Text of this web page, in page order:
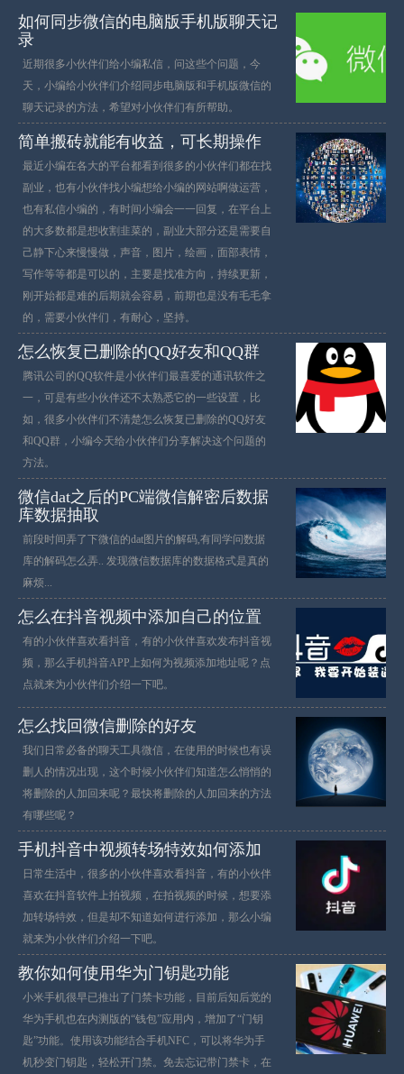
如何同步微信的电脑版手机版聊天记
录
近期很多小伙伴们给小编私信，问这些个问题，今
天，小编给小伙伴们介绍同步电脑版和手机版微信的
聊天记录的方法，希望对小伙伴们有所帮助。
简单搬砖就能有收益，可长期操作
最近小编在各大的平台都看到很多的小伙伴们都在找
副业，也有小伙伴找小编想给小编的网站啊做运营，
也有私信小编的，有时间小编会一一回复，在平台上
的大多数都是想收割韭菜的，副业大部分还是需要自
己静下心来慢慢做，声音，图片，绘画，面部表情，
写作等等都是可以的，主要是找准方向，持续更新，
刚开始都是难的后期就会容易，前期也是没有毛毛拿
的，需要小伙伴们，有耐心，坚持。
怎么恢复已删除的QQ好友和QQ群
腾讯公司的QQ软件是小伙伴们最喜爱的通讯软件之
一，可是有些小伙伴还不太熟悉它的一些设置，比
如，很多小伙伴们不清楚怎么恢复已删除的QQ好友
和QQ群，小编今天给小伙伴们分享解决这个问题的
方法。
微信dat之后的PC端微信解密后数据
库数据抽取
前段时间弄了下微信的dat图片的解码,有同学问数据
库的解码怎么弄.. 发现微信数据库的数据格式是真的
麻烦...
怎么在抖音视频中添加自己的位置
有的小伙伴喜欢看抖音，有的小伙伴喜欢发布抖音视
频，那么手机抖音APP上如何为视频添加地址呢？点
点就来为小伙伴们介绍一下吧。
怎么找回微信删除的好友
我们日常必备的聊天工具微信，在使用的时候也有误
删人的情况出现，这个时候小伙伴们知道怎么悄悄的
将删除的人加回来呢？最快将删除的人加回来的方法
有哪些呢？
手机抖音中视频转场特效如何添加
日常生活中，很多的小伙伴喜欢看抖音，有的小伙伴
喜欢在抖音软件上拍视频，在拍视频的时候，想要添
加转场特效，但是却不知道如何进行添加，那么小编
就来为小伙伴们介绍一下吧。
教你如何使用华为门钥匙功能
小米手机很早已推出了门禁卡功能，目前后知后觉的
华为手机也在内测版的“钱包”应用内，增加了“门钥
匙”功能。使用该功能结合手机NFC，可以将华为手
机秒变门钥匙，轻松开门禁。免去忘记带门禁卡，在